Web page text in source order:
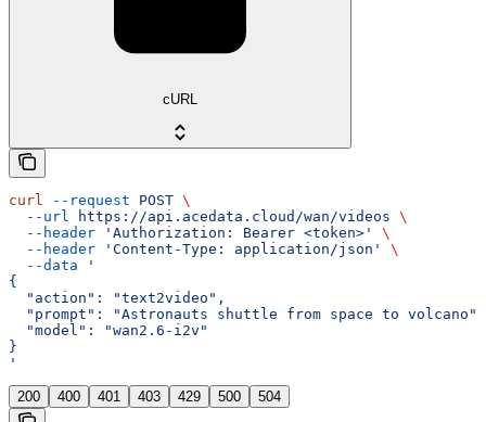
cURL
curl --request POST \
  --url
https://api.acedata.cloud/wan/videos \
  --header
'Authorization: Bearer <token>'
\
  --header
'Content-Type: application/json'
\
  --data
'
{
  "action": "text2video",
  "prompt": "Astronauts shuttle from space to volcano",
  "model": "wan2.6-i2v"
}
'
200 400 401 403 429 500 504